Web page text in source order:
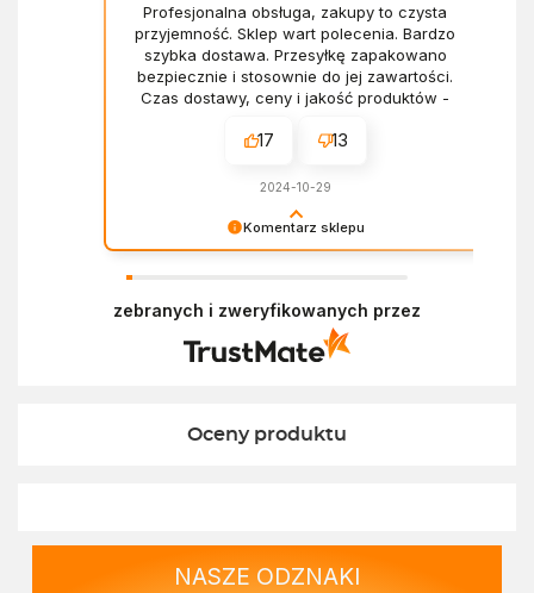
Komentarz sklepu
doświadczeniem. Z pozdrowieniami, Zespół
Profesjonalna obsługa, zakupy to czysta
przyjemność. Sklep wart polecenia. Bardzo
szybka dostawa. Przesyłkę zapakowano
bezpiecznie i stosownie do jej zawartości.
Czas dostawy, ceny i jakość produktów -
17 13
2024-10-29
zebranych i zweryfikowanych przez
Oceny produktu
NASZE ODZNAKI